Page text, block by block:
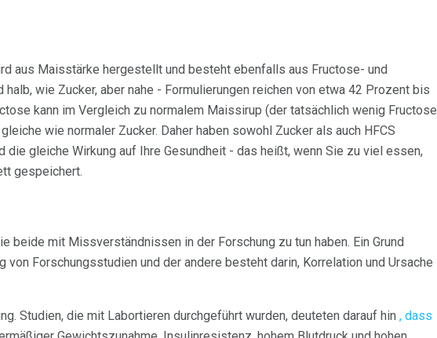
aus Maisstärke hergestellt und besteht ebenfalls aus Fructose- und
halb, wie Zucker, aber nahe - Formulierungen reichen von etwa 42 Prozent bis
kann im Vergleich zu normalem Maissirup (der tatsächlich wenig Fructose
wie normaler Zucker. Daher haben sowohl Zucker als auch HFCS
gleiche Wirkung auf Ihre Gesundheit - das heißt, wenn Sie zu viel essen,
gespeichert.
beide mit Missverständnissen in der Forschung zu tun haben. Ein Grund
von Forschungsstudien und der andere besteht darin, Korrelation und Ursache
Studien, die mit Labortieren durchgeführt wurden, deuteten darauf hin , dass